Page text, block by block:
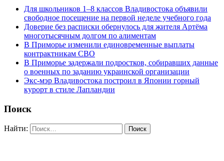
Для школьников 1–8 классов Владивостока объявили
свободное посещение на первой неделе учебного года
Доверие без расписки обернулось для жителя Артёма
многотысячным долгом по алиментам
В Приморье изменили единовременные выплаты
контрактникам СВО
В Приморье задержали подростков, собиравших данные
о военных по заданию украинской организации
Экс-мэр Владивостока построил в Японии горный
курорт в стиле Лапландии
Поиск
Найти: